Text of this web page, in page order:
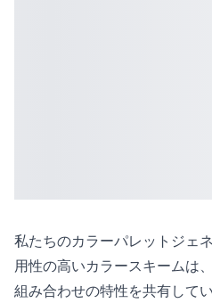
私たちのカラーパレットジェ
用性の高いカラースキームは
組み合わせの特性を共有して